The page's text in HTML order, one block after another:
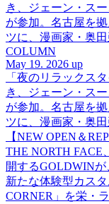
き、ジェーン・ス
が参加。名古屋を
ツに、漫画家・奥
COLUMN
May 19. 2026 up
「夜のリラックス
き、ジェーン・ス
が参加。名古屋を
ツに、漫画家・奥
【NEW OPEN＆
THE NORTH FACE
開するGOLDWINが
新たな体験型カス
CORNER」を栄・